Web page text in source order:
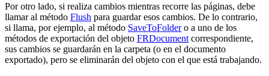
Por otro lado, si realiza cambios mientras recorre las páginas, debe
llamar al método Flush para guardar esos cambios. De lo contrario,
si llama, por ejemplo, al método SaveToFoldero a uno de los
métodos de exportación del objeto FRDocument correspondiente,
sus cambios se guardarán en la carpeta (o en el documento
exportado), pero se eliminarán del objeto con el que está trabajando.